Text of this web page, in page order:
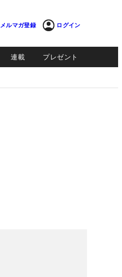
メルマガ登録 ログイン
連載 プレゼント